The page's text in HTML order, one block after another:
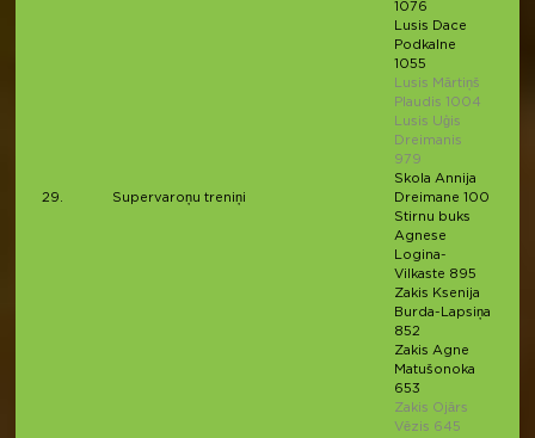
29. Supervaroņu treniņi
1076
Lusis Dace
Podkalne
1055
Lusis Mārtiņš
Plaudis 1004
Lusis Uģis
Dreimanis
979
Skola Annija
Dreimane 100
Stirnu buks
Agnese
Logina-
Vilkaste 895
Zakis Ksenija
Burda-Lapsiņa
852
Zakis Agne
Matušonoka
653
Zakis Ojārs
Vēzis 645